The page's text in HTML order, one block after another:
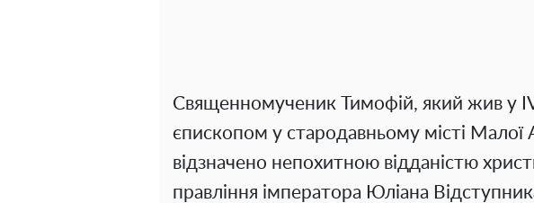
Священномученик Тимофій, який жив у
єпископом у стародавньому місті Малої
відзначено непохитною відданістю
правління імператора Юліана